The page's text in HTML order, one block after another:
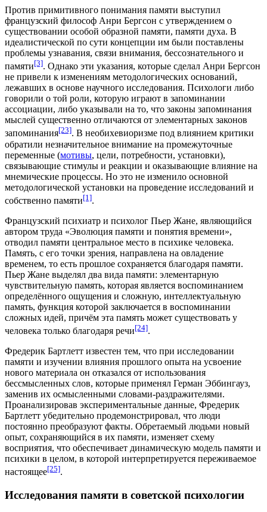
Против примитивного понимания памяти выступил
французский философ Анри Бергсон с утверждением о
существовании особой образной памяти, памяти духа. В
идеалистической по сути концепции им были поставлены
проблемы узнавания, связи внимания, бессознательного и
памяти[3]. Однако эти указания, которые сделал Анри Бергсон
не привели к изменениям методологических оснований,
лежавших в основе научного исследования. Психологи либо
говорили о той роли, которую играют в запоминании
ассоциации, либо указывали на то, что законы запоминания
мыслей существенно отличаются от элементарных законов
запоминания[23]. В необихевиоризме под влиянием критики
обратили незначительное внимание на промежуточные
переменные (мотивы, цели, потребности, установки),
связывающие стимулы и реакции и оказывающие влияние на
мнемические процессы. Но это не изменило основной
методологической установки на проведение исследований и
собственно памяти[1].
Французский психиатр и психолог Пьер Жане, являющийся
автором труда «Эволюция памяти и понятия времени»,
отводил памяти центральное место в психике человека.
Память, с его точки зрения, направлена на овладение
временем, то есть прошлое сохраняется благодаря памяти.
Пьер Жане выделял два вида памяти: элементарную
чувствительную память, которая является воспоминанием
определённого ощущения и сложную, интеллектуальную
память, функция которой заключается в воспоминании
сложных идей, причём эта память может существовать у
человека только благодаря речи[24].
Фредерик Бартлетт известен тем, что при исследовании
памяти и изучении влияния прошлого опыта на усвоение
нового материала он отказался от использования
бессмысленных слов, которые применял Герман Эббингауз,
заменив их осмысленными словами-раздражителями.
Проанализировав экспериментальные данные, Фредерик
Бартлетт убедительно продемонстрировал, что люди
постоянно преобразуют факты. Обретаемый людьми новый
опыт, сохраняющийся в их памяти, изменяет схему
восприятия, что обеспечивает динамическую модель памяти и
психики в целом, в которой интерпретируется переживаемое
настоящее[25].
Исследования памяти в советской психологии